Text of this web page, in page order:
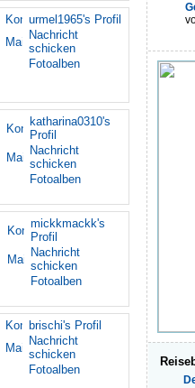
urmel1965's Profil
Nachricht
schicken
Fotoalben
katharina0310's
Profil
Nachricht
schicken
Fotoalben
mickkmackk's
Profil
Nachricht
schicken
Fotoalben
brischi's Profil
Nachricht
schicken
Fotoalben